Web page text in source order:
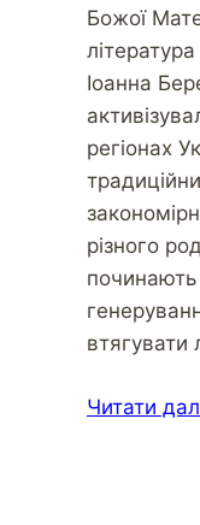
Божої
література
Іоанна
регіонах
різного
Читати